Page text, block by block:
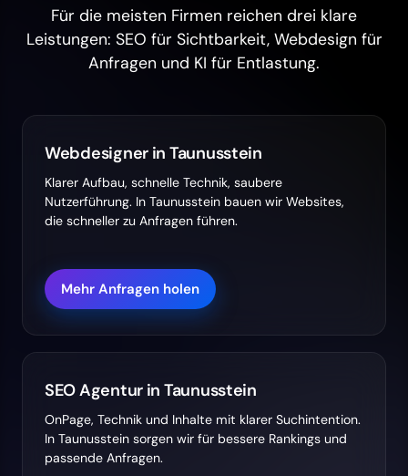
Für die meisten Firmen reichen drei klare
Leistungen: SEO für Sichtbarkeit, Webdesign für
Anfragen und KI für Entlastung.
Webdesigner in Taunusstein
Klarer Aufbau, schnelle Technik, saubere
Nutzerführung. In Taunusstein bauen wir Websites,
die schneller zu Anfragen führen.
Mehr Anfragen holen
SEO Agentur in Taunusstein
OnPage, Technik und Inhalte mit klarer Suchintention.
In Taunusstein sorgen wir für bessere Rankings und
passende Anfragen.